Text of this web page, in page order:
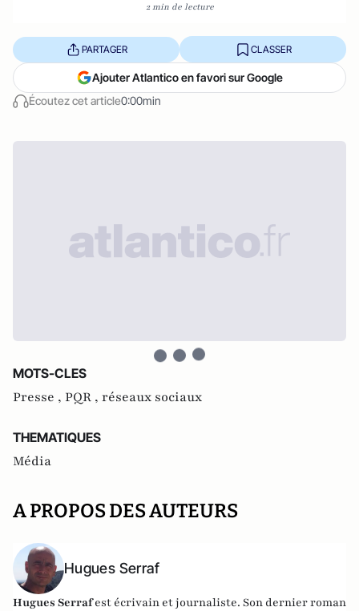
2 min de lecture
Écoutez cet article0:00min
PARTAGER CLASSER
Ajouter Atlantico en favori sur Google
MOTS-CLES
Presse , PQR , réseaux sociaux
THEMATIQUES
Média
A PROPOS DES AUTEURS
Hugues Serraf
Hugues Serrafest écrivain et journaliste. Son dernier roman